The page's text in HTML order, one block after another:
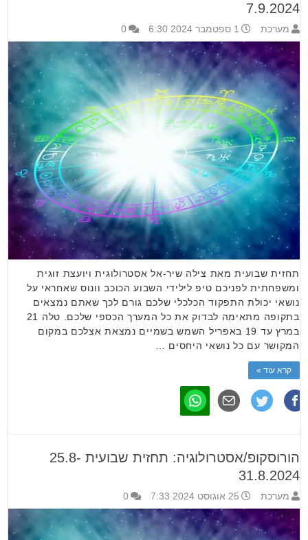
7.9.2024
מערכת 1 ספטמבר 2024 6:30 0
תחזית שבועית מאת צילה שיר-אל אסטרולוגית ויועצת זוגית
ומשפחתית לפניכם טיפ לילידי השבוע הכוכב וונוס שאחראי על
נושאי יכולת התפקוד הכלכלי שלכם גורם לכך שאתם נמצאים
בתקופה מתאימה לבדוק את כל המערך הכספי שלכם. טלה 21
במרץ עד 19 באפריל השמש בשמיים נמצאת אצלכם במקום
המקושר עם כל נושאי היחסים …
קרא עוד »
הורוסקופ/אסטרולוגיה: תחזית שבועית 25.8-
31.8.2024
מערכת 25 אוגוסט 2024 7:33 0